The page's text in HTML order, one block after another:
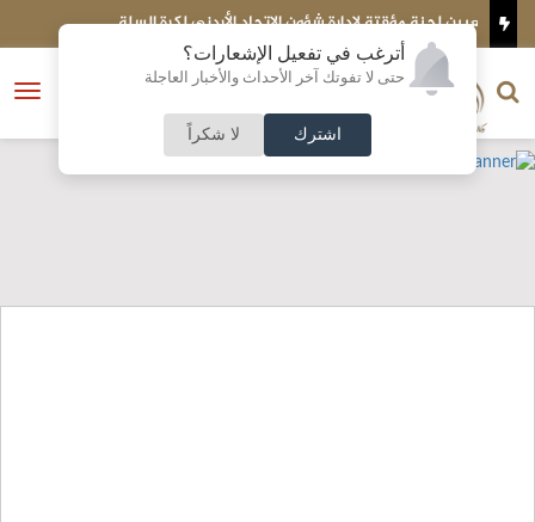
أترغب في تفعيل الإشعارات؟
حتى لا تفوتك آخر الأحداث والأخبار العاجلة
اشترك لا شكراً
السلة
المنتخبات الوطنية تواصل انتصاراتها في جولة غرب آسيا
الشاطئية
فتح
الناشر و رئيس التحرير
النسخة الكاملة